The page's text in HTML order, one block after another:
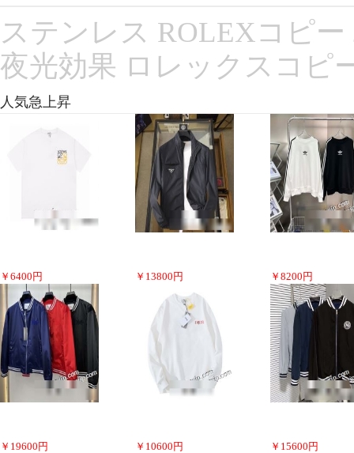
ステンレス ROLEXコピ
夜光効果 ロレックスコピ
人気急上昇
￥ 6400 円 ￥ 13800 円 ￥ 8200 円
￥ 19600 円 ￥ 10600 円 ￥ 15600 円